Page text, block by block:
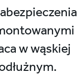
w wąskiej